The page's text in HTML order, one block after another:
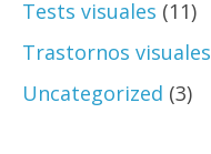
Tests visuales (11)
Trastornos visuales
Uncategorized (3)